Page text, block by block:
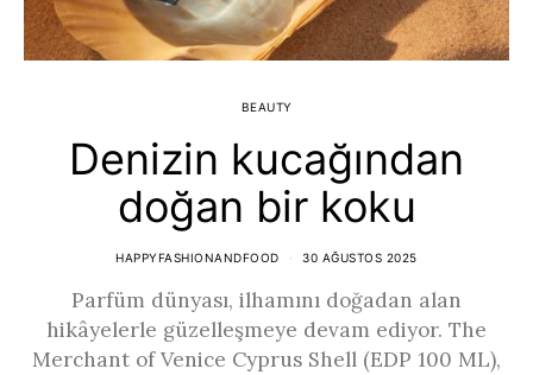
BEAUTY
Denizin kucağından
doğan bir koku
HAPPYFASHIONANDFOOD 30 AĞUSTOS 2025
Parfüm dünyası, ilhamını doğadan alan
hikâyelerle güzelleşmeye devam ediyor. The
Merchant of Venice Cyprus Shell (EDP 100 ML),